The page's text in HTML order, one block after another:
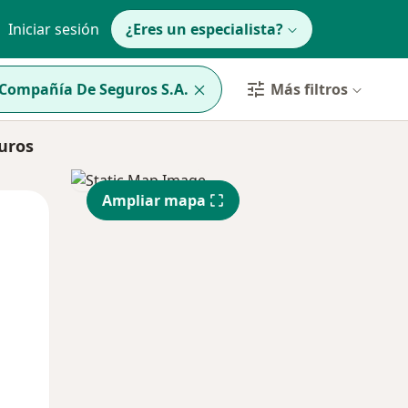
Iniciar sesión ¿Eres un especialista?
De Seguros S.A. Más filtros
Mar Mié
Ampliar mapa